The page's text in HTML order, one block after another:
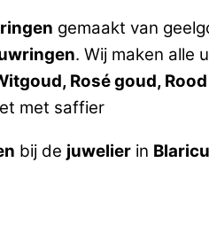
gemaakt van
. Wij maken alle
Rosé goud,
met saffier
bij de juwelier in